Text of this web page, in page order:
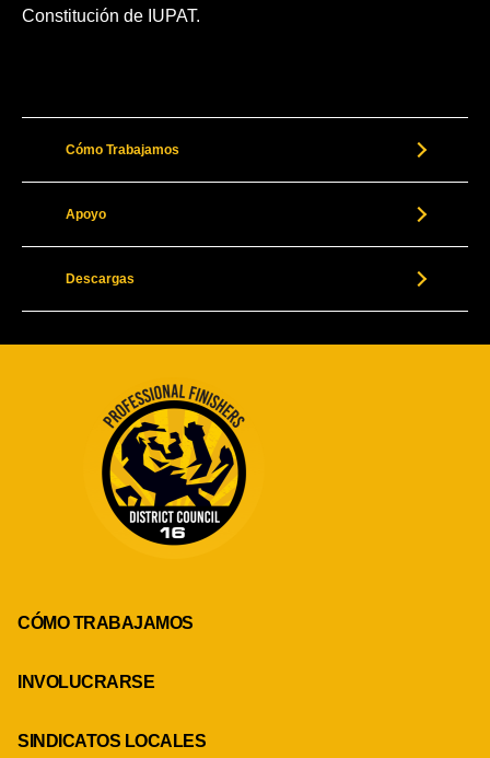
Constitución de IUPAT.
Cómo Trabajamos
Apoyo
Descargas
CÓMO TRABAJAMOS
INVOLUCRARSE
SINDICATOS LOCALES